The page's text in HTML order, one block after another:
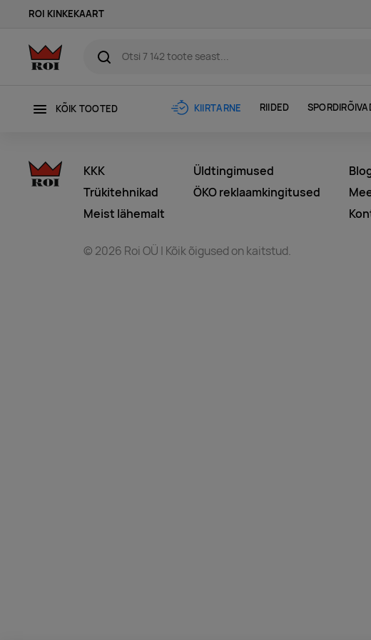
ROI KINKEKAART
KÕIK TOOTED KIIRTARNE RIIDED
KKK
Trükitehnikad
Meist lähemalt
Üldtingimused
ÖKO reklaamkingitused
© 2026 Roi OÜ | Kõik õigused on kaitstud.